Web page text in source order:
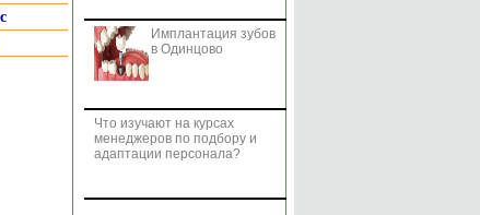
Имплантация зубов
в Одинцово
Что изучают на курсах
менеджеров по подбору и
адаптации персонала?